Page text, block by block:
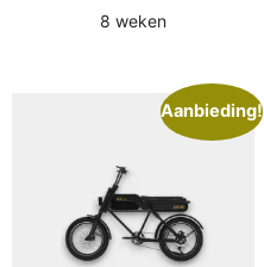
8 weken
Aanbieding!